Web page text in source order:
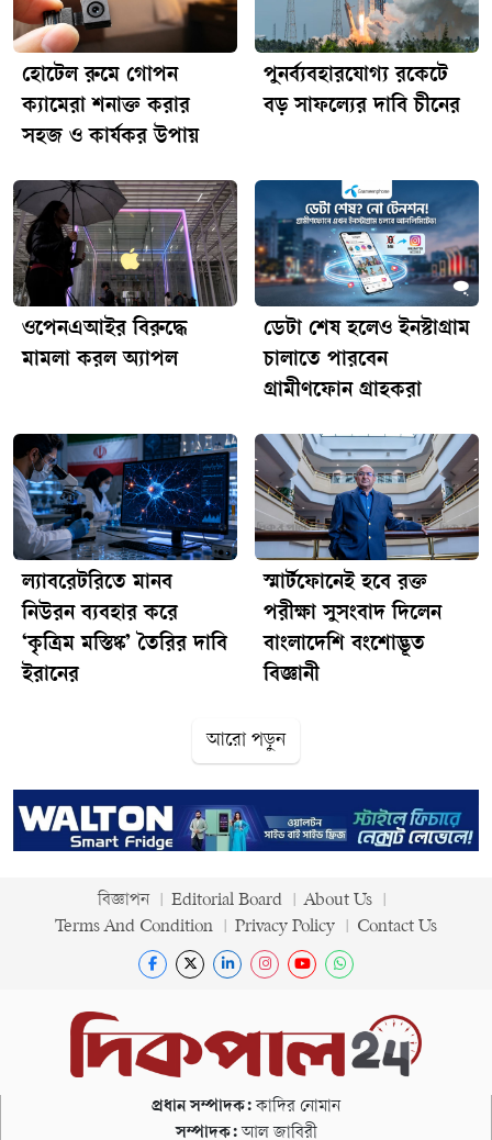
ও স্থায়িত্ব বাড়ানো হতে পারে। অনানুষ্ঠানিক সূত্রগুলোর দাবি, এসব
বড় আপগ্রেডের কারণে আইফোন ১৮ প্রো ম্যাক্সের দাম আগের সব
নন-ফোল্ডেবল আইফোনের রেকর্ড ছাড়িয়ে যেতে পারে। নতুন
প্রসেসর, ক্যামেরা প্রযুক্তি ও দীর্ঘস্থায়ী ব্যাটারির ইঙ্গিত মিললেও
অ্যাপলের আনুষ্ঠানিক উন্মোচনের পরেই সব তথ্যের চূড়ান্ত সত্যতা
হোটেল রুমে গোপন
ক্যামেরা শনাক্ত করার
সহজ ও কার্যকর উপায়
পুনর্ব্যবহারযোগ্য রকেটে
বড় সাফল্যের দাবি চীনের
ওপেনএআইর বিরুদ্ধে
মামলা করল অ্যাপল
ডেটা শেষ হলেও ইনস্টাগ্রাম
চালাতে পারবেন
গ্রামীণফোন গ্রাহকরা
ল্যাবরেটরিতে মানব
নিউরন ব্যবহার করে
‘কৃত্রিম মস্তিষ্ক’ তৈরির দাবি
ইরানের
স্মার্টফোনেই হবে রক্ত
পরীক্ষা সুসংবাদ দিলেন
বাংলাদেশি বংশোদ্ভূত
বিজ্ঞানী
আরো পড়ুন
বিজ্ঞাপন Editorial Board
About Us
Terms And Condition
Privacy Policy Contact Us
প্রধান সম্পাদক:কাদির নোমান
সম্পাদক:আল জাবিরী